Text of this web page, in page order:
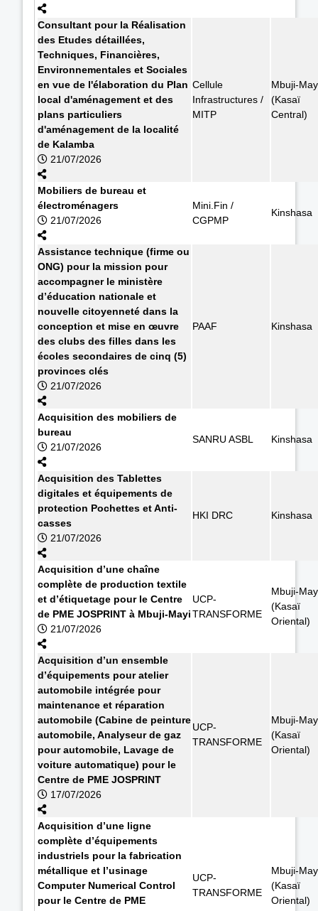
Consultant pour la Réalisation
des Etudes détaillées,
Techniques, Financières,
Environnementales et Sociales
en vue de l'élaboration du Plan
local d'aménagement et des
plans particuliers
d'aménagement de la localité
de Kalamba
21/07/2026
Cellule
Infrastructures /
MITP
Mbuji-
(Kasaï
Central)
Mobiliers de bureau et
électroménagers
21/07/2026
Mini.Fin /
CGPMP
Kinshasa
Assistance technique (firme ou
ONG) pour la mission pour
accompagner le ministère
d’éducation nationale et
nouvelle citoyenneté dans la
conception et mise en œuvre
des clubs des filles dans les
écoles secondaires de cinq (5)
provinces clés
21/07/2026
PAAF Kinshasa
Acquisition des mobiliers de
bureau
21/07/2026
SANRU ASBL Kinshasa
Acquisition des Tablettes
digitales et équipements de
protection Pochettes et Anti-
casses
21/07/2026
HKI DRC Kinshasa
Acquisition d’une chaîne
complète de production textile
et d’étiquetage pour le Centre
de PME JOSPRINT à Mbuji-Mayi
21/07/2026
UCP-
TRANSFORME
Mbuji-
(Kasaï
Oriental)
Acquisition d’un ensemble
d’équipements pour atelier
automobile intégrée pour
maintenance et réparation
automobile (Cabine de peinture
automobile, Analyseur de gaz
pour automobile, Lavage de
voiture automatique) pour le
Centre de PME JOSPRINT
17/07/2026
UCP-
TRANSFORME
Mbuji-
(Kasaï
Oriental)
Acquisition d’une ligne
complète d’équipements
industriels pour la fabrication
métallique et l’usinage
Computer Numerical Control
pour le Centre de PME
UCP-
TRANSFORME
Mbuji-
(Kasaï
Oriental)